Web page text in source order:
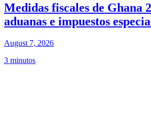
Medidas fiscales de Ghana
aduanas e impuestos
August 7, 2026
3 minutos